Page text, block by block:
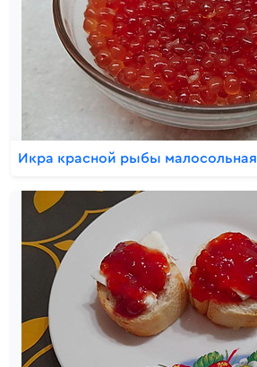
Икра красной рыбы малосольная